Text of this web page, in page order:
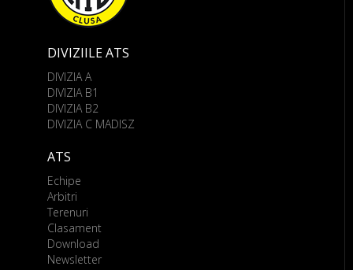
DIVIZIILE ATS
DIVIZIA A
DIVIZIA B1
DIVIZIA B2
DIVIZIA C MADISZ
ATS
Echipe
Arbitri
Terenuri
Clasament
Download
Newsletter